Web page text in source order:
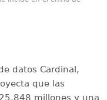
datos Cardinal,
que las
millones y una